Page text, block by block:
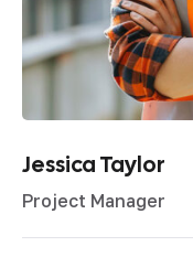
Jessica Taylor
Project Manager